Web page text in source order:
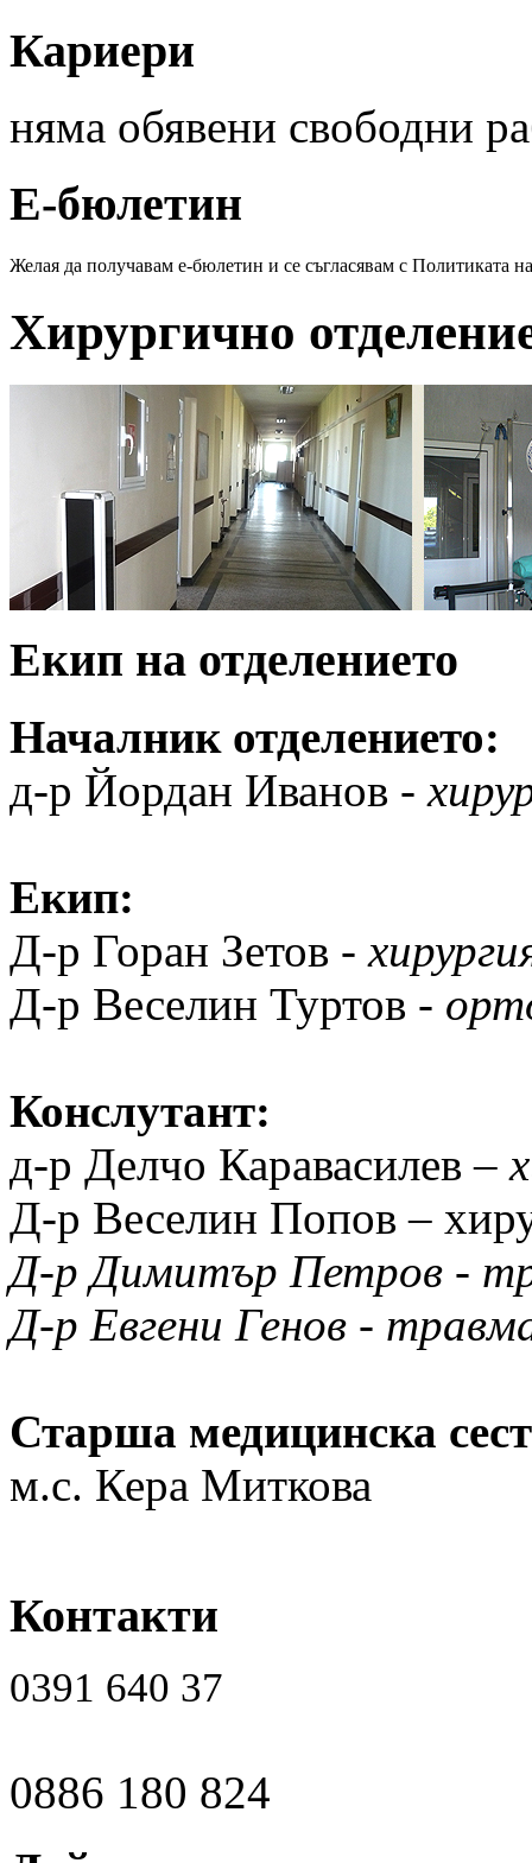
Кариери
няма обявени свободни
Е-бюлетин
Желая да получавам е-бюлетин и се съгласявам с Политиката
Хирургично
Екип на отделението
Началник отделението:
д-р Йордан Иванов -
Екип:
Д-р Горан Зетов -
Д-р Веселин Туртов -
Конслутант:
д-р Делчо Каравасилев –
Д-р Веселин Попов –
Д-р Димитър Петров -
Д-р Евгени Генов -
Старша медицинска
м.с. Кера Миткова
Контакти
0391 640 37
0886 180 824